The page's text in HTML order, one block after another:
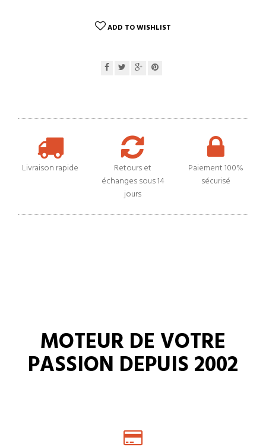
ADD TO WISHLIST
Livraison rapide
Retours et
échanges sous 14
jours
Paiement 100%
sécurisé
MOTEUR DE VOTRE
PASSION DEPUIS 2002